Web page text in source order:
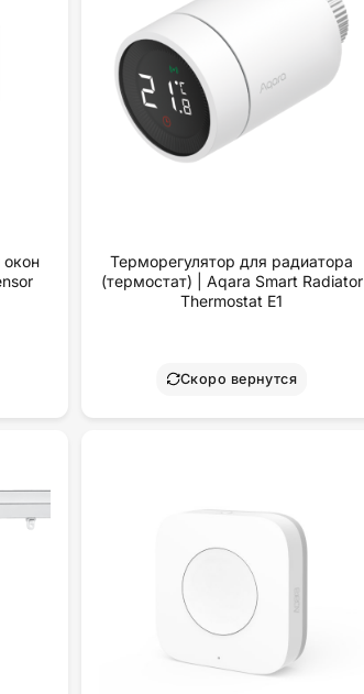
Терморегулятор для радиатора
(термостат) | Aqara Smart Radiator
Thermostat E1
Скоро вернутся